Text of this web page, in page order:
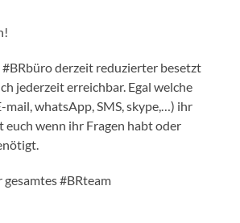
derzeit reduzierter besetzt
jederzeit erreichbar. Egal welche
mail, whatsApp, SMS, skype,…) ihr
euch wenn ihr Fragen habt oder
gesamtes #BRteam